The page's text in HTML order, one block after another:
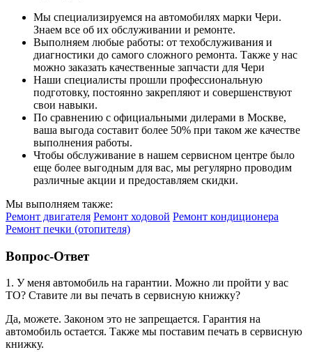
Мы специализируемся на автомобилях марки Чери.
Знаем все об их обслуживании и ремонте.
Выполняем любые работы: от техобслуживания и
диагностики до самого сложного ремонта. Также у нас
можно заказать качественные запчасти для Чери
Наши специалисты прошли профессиональную
подготовку, постоянно закрепляют и совершенствуют
свои навыки.
По сравнению с официальными дилерами в Москве,
ваша выгода составит более 50% при таком же качестве
выполнения работы.
Чтобы обслуживание в нашем сервисном центре было
еще более выгодным для вас, мы регулярно проводим
различные акции и предоставляем скидки.
Мы выполняем также:
Ремонт двигателя Ремонт ходовой Ремонт кондиционера
Ремонт печки (отопителя)
Вопрос-Ответ
1. У меня автомобиль на гарантии. Можно ли пройти у вас
ТО? Ставите ли вы печать в сервисную книжку?
Да, можете. Законом это не запрещается. Гарантия на
автомобиль остается. Также мы поставим печать в сервисную
книжку.